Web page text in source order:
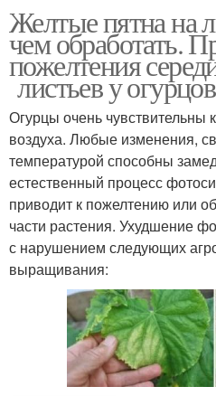
Желтые пятна на
чем обработать.
пожелтения
листьев у огурцов
Огурцы очень чувствительны
воздуха. Любые изменения,
температурой способны
естественный процесс
приводит к пожелтению или
части растения. Ухудшение
с нарушением следующих
выращивания: